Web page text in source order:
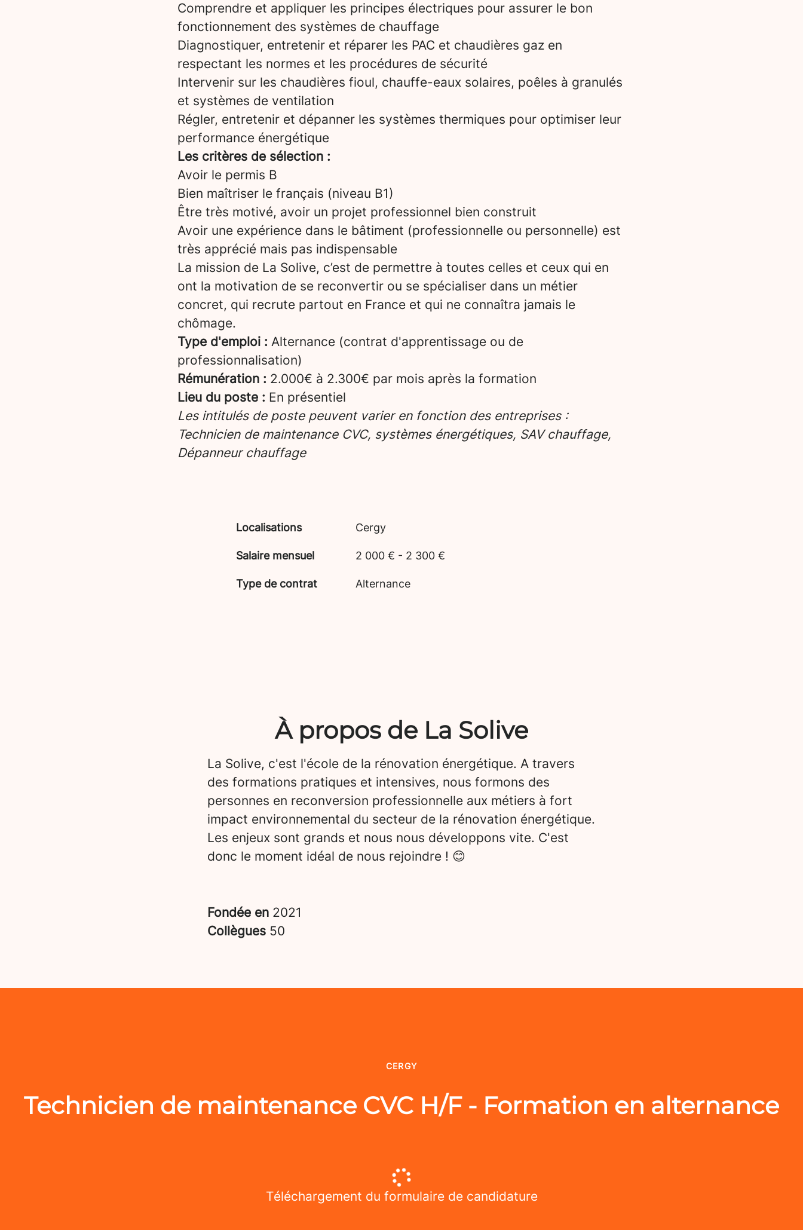
Comprendre et appliquer les principes électriques pour assurer le bon
fonctionnement des systèmes de chauffage
Diagnostiquer, entretenir et réparer les PAC et chaudières gaz en
respectant les normes et les procédures de sécurité
Intervenir sur les chaudières fioul, chauffe-eaux solaires, poêles à granulés
et systèmes de ventilation
Régler, entretenir et dépanner les systèmes thermiques pour optimiser leur
performance énergétique
Les critères de sélection :
Avoir le permis B
Bien maîtriser le français (niveau B1)
Être très motivé, avoir un projet professionnel bien construit
Avoir une expérience dans le bâtiment (professionnelle ou personnelle) est
très apprécié mais pas indispensable
La mission de La Solive, c’est de permettre à toutes celles et ceux qui en
ont la motivation de se reconvertir ou se spécialiser dans un métier
concret, qui recrute partout en France et qui ne connaîtra jamais le
chômage.
Type d'emploi : Alternance (contrat d'apprentissage ou de
professionnalisation)
Rémunération : 2.000€ à 2.300€ par mois après la formation
Lieu du poste : En présentiel
Les intitulés de poste peuvent varier en fonction des entreprises :
Technicien de maintenance CVC, systèmes énergétiques, SAV chauffage,
Dépanneur chauffage
Localisations Cergy
Salaire mensuel 2 000 € - 2 300 €
Type de contrat Alternance
À propos de La Solive
La Solive, c'est l'école de la rénovation énergétique. A travers
des formations pratiques et intensives, nous formons des
personnes en reconversion professionnelle aux métiers à fort
impact environnemental du secteur de la rénovation énergétique.
Les enjeux sont grands et nous nous développons vite. C'est
donc le moment idéal de nous rejoindre ! 😊
Fondée en 2021
Collègues 50
CERGY
Technicien de maintenance CVC H/F - Formation en alternance
Téléchargement du formulaire de candidature